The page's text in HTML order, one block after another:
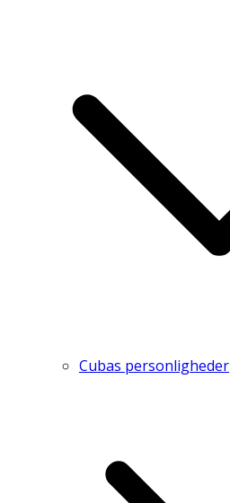
Cubas personligheder